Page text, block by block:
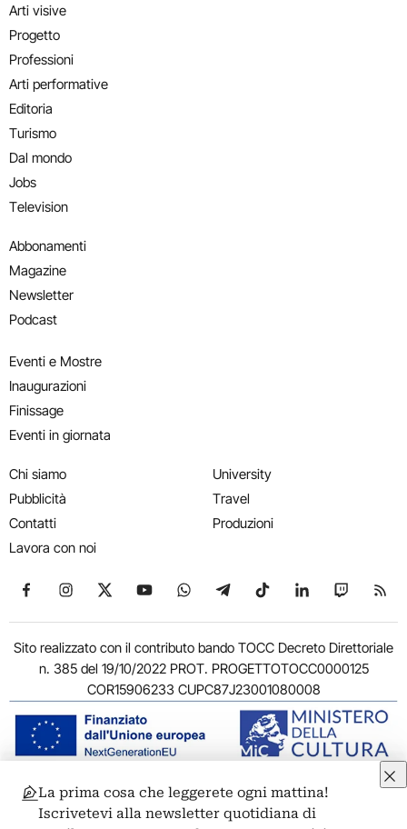
Arti visive
Progetto
Professioni
Arti performative
Editoria
Turismo
Dal mondo
Jobs
Television
Abbonamenti
Magazine
Newsletter
Podcast
Eventi e Mostre
Inaugurazioni
Finissage
Eventi in giornata
Chi siamo
Pubblicità
Contatti
Lavora con noi
University
Travel
Produzioni
Seguici su Facebook
Seguici su Instagram
Seguici su X
Seguici su YouTube
Seguici su WhatsApp
Seguici su Telegram
Seguici su TikTok
Seguici su
Seguici
Sito realizzato con il contributo bando TOCC Decreto Direttoriale
n. 385 del 19/10/2022 PROT. PROGETTOTOCC0000125
COR15906233 CUPC87J23001080008
© 2011-2026 ARTRIBUNE srl – Corso Vittorio Emanuele II, 287 –
00186 Roma - P.I. 11381581005
La prima cosa che leggerete ogni mattina!
Iscrivetevi alla newsletter quotidiana di